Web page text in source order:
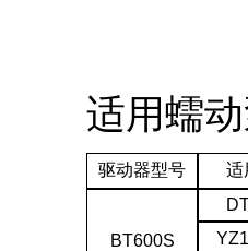
适用蠕
驱动器型号 适
BT600S